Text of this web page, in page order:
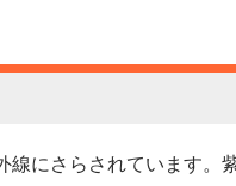
線にさらされています。